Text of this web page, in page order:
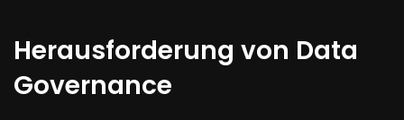
Herausforderung von Data
Governance